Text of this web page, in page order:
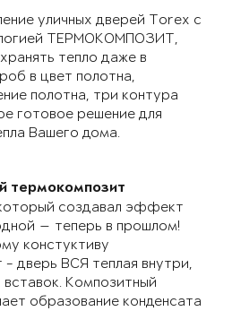
уличных дверей Torex с
ТЕРМОКОМПОЗИТ,
тепло даже в
в цвет полотна,
полотна, три контура
готовое решение для
Вашего дома.
термокомпозит
создавал эффект
— теперь в прошлом!
констуктиву
дверь ВСЯ теплая внутри,
вставок. Композитный
образование конденсата